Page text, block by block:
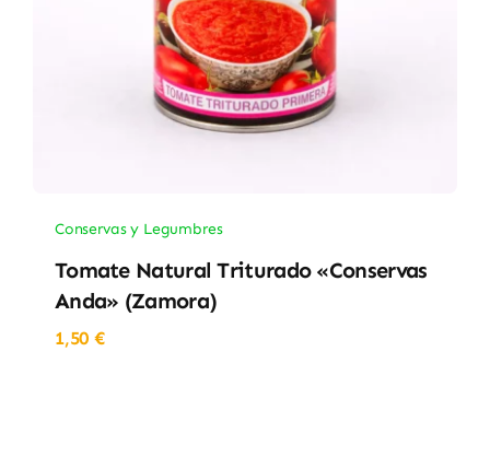
Conservas y Legumbres
Tomate Natural Triturado «Conservas
Anda» (Zamora)
1,50€